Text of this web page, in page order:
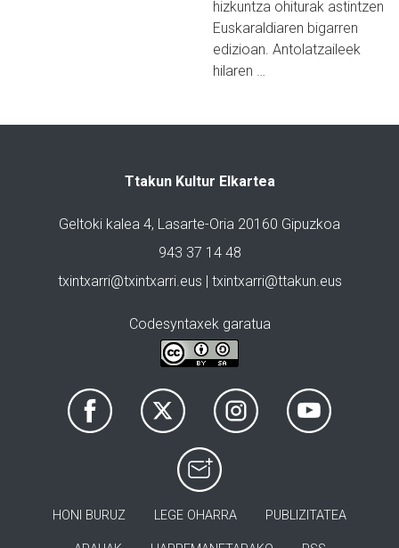
hizkuntza ohiturak astintzen
Euskaraldiaren bigarren
edizioan. Antolatzaileek
hilaren …
Ttakun Kultur Elkartea
Geltoki kalea 4, Lasarte-Oria 20160 Gipuzkoa
943 37 14 48
txintxarri@txintxarri.eus | txintxarri@ttakun.eus
Codesyntaxek garatua
HONI BURUZ LEGE OHARRA PUBLIZITATEA